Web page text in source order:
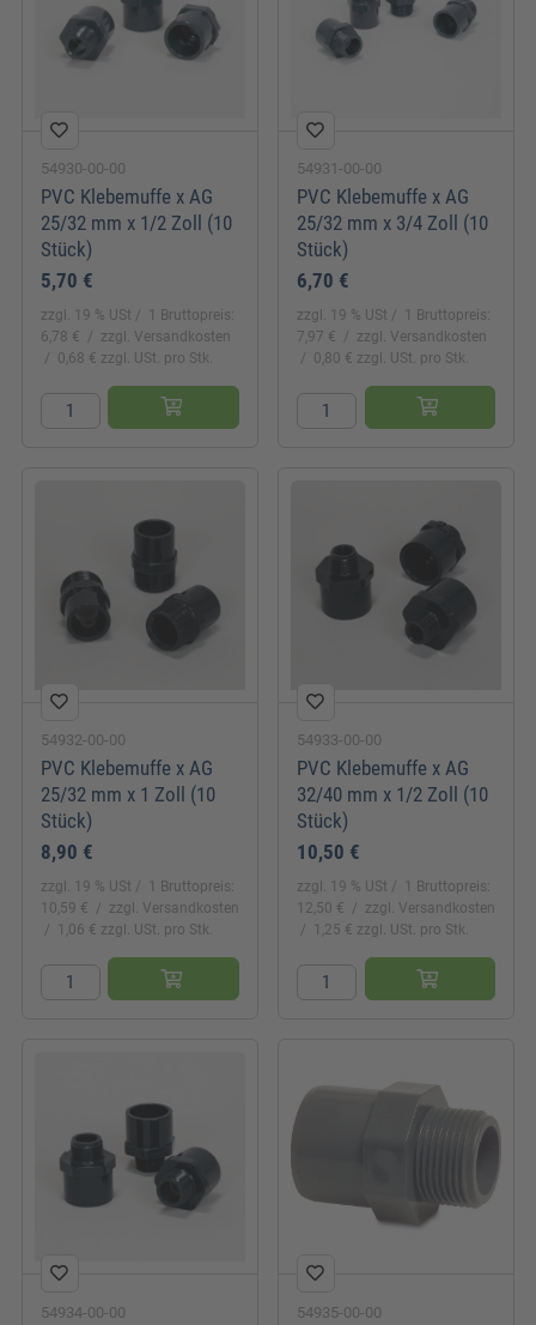
54930-00-00
PVC Klebemuffe x AG
25/32 mm x 1/2 Zoll (10
Stück)
5,70 €
zzgl. 19 % USt
1 Bruttopreis:
6,78 €
zzgl. Versandkosten
0,68 € zzgl. USt. pro Stk.
54931-00-00
PVC Klebemuffe x AG
25/32 mm x 3/4 Zoll (10
Stück)
6,70 €
zzgl. 19 % USt
1 Bruttopreis:
7,97 €
zzgl. Versandkosten
0,80 € zzgl. USt. pro Stk.
54932-00-00
PVC Klebemuffe x AG
25/32 mm x 1 Zoll (10
Stück)
8,90 €
zzgl. 19 % USt
1 Bruttopreis:
10,59 €
zzgl. Versandkosten
1,06 € zzgl. USt. pro Stk.
54933-00-00
PVC Klebemuffe x AG
32/40 mm x 1/2 Zoll (10
Stück)
10,50 €
zzgl. 19 % USt
1 Bruttopreis:
12,50 €
zzgl. Versandkosten
1,25 € zzgl. USt. pro Stk.
54934-00-00 54935-00-00